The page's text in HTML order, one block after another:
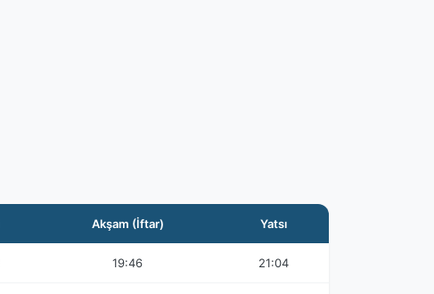
Akşam (İftar) Yatsı
19:46 21:04